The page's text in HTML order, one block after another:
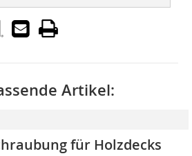
Artikel:
für Holzdecks